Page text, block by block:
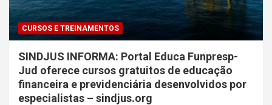
CURSOS E TREINAMENTOS
SINDJUS INFORMA: Portal Educa Funpresp-
Jud oferece cursos gratuitos de educação
financeira e previdenciária desenvolvidos por
especialistas – sindjus.org